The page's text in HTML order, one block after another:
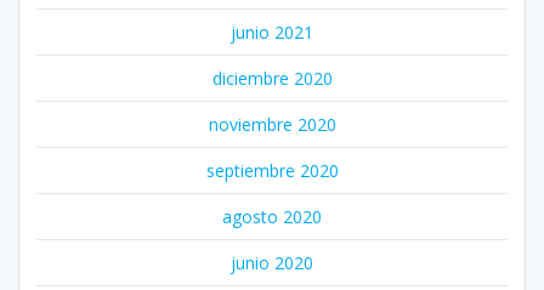
junio 2021
diciembre 2020
noviembre 2020
septiembre 2020
agosto 2020
junio 2020